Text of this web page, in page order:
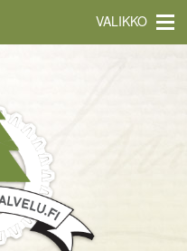
VALIKKO